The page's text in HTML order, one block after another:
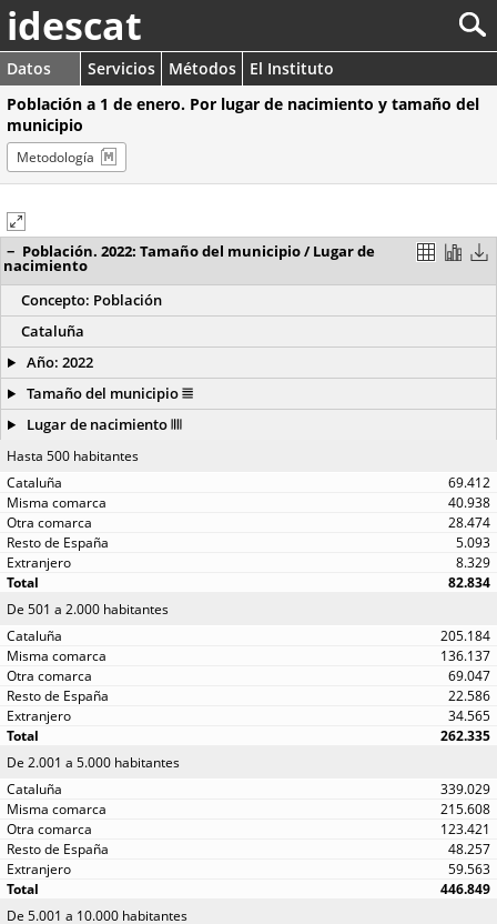
idescat
Datos Servicios Métodos
El Instituto
Población a 1 de enero. Por lugar de nacimiento y tamaño del
municipio
Metodología
− Población. 2022: Tamaño del municipio / Lugar de
nacimiento
Concepto: Población
Cataluña
Año: 2022
Tamaño del municipio
Lugar de nacimiento
Hasta 500 habitantes
69.412
40.938
28.474
5.093
8.329
82.834
De 501 a 2.000 habitantes
205.184
136.137
69.047
22.586
34.565
262.335
De 2.001 a 5.000 habitantes
339.029
215.608
123.421
48.257
59.563
446.849
De 5.001 a 10.000 habitantes